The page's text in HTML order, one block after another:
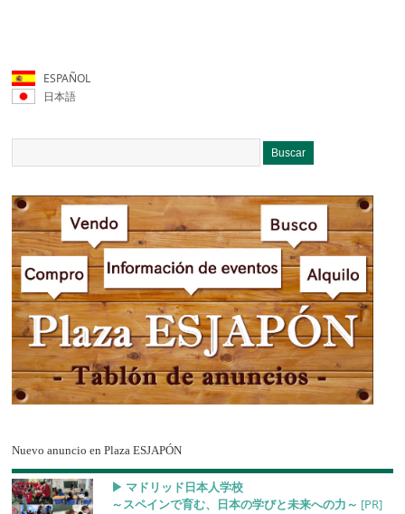
ESPAÑOL
日本語
Nuevo anuncio en Plaza ESJAPÓN
▶︎ マドリッド日本人学校
～スペインで育む、日本の学びと未来への力～ [PR]